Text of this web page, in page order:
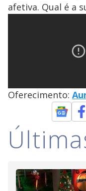
afetiva. Qual é a
Oferecimento: